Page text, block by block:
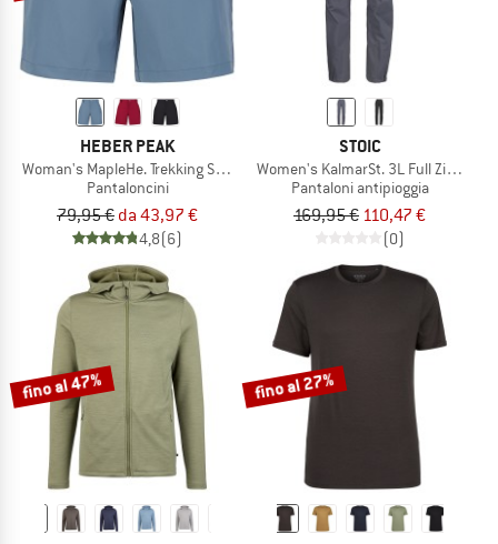
HEBER PEAK
Woman's MapleHe. Trekking Shorts
Pantaloncini
79,95 € da 43,97 €
4,8(6)
STOIC
Women's KalmarSt. 3L Full Zip Rain
Pantaloni antipioggia
169,95 € 110,47 €
(0)
fino al 47% fino al 27%